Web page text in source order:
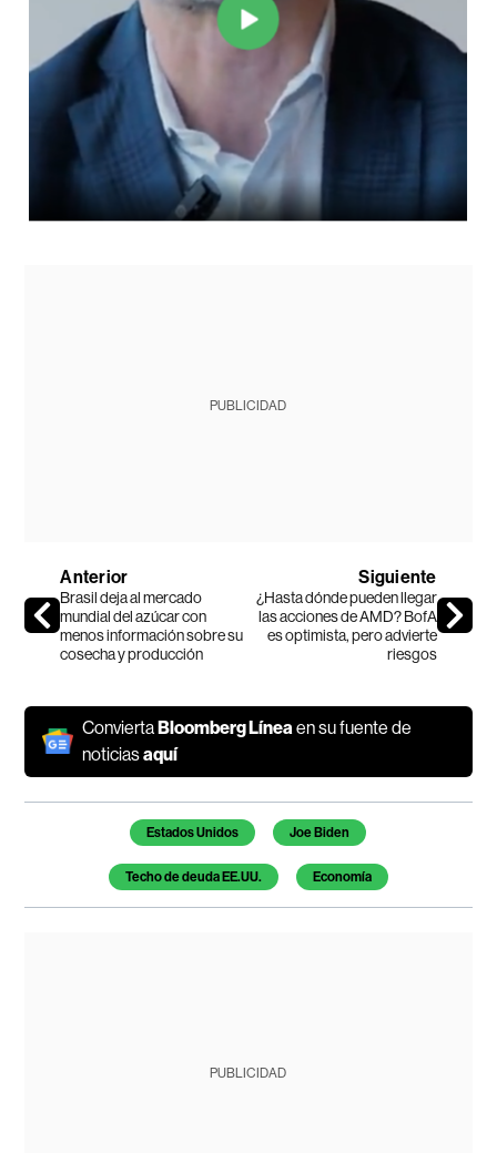
PUBLICIDAD
Anterior
Brasil deja al mercado
mundial del azúcar con
menos información sobre su
cosecha y producción
Siguiente
¿Hasta dónde pueden llegar
las acciones de AMD? BofA
es optimista, pero advierte
riesgos
ConviertaBloomberg Línea en su fuente de
noticiasaquí
Temas de este artículo
Estados Unidos Joe Biden
Techo de deuda EE.UU. Economía
PUBLICIDAD